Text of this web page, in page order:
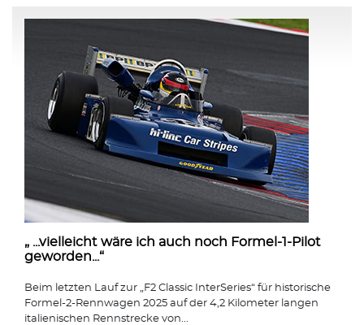
„ ...vielleicht wäre ich auch noch Formel-1-Pilot
geworden...“
Beim letzten Lauf zur „F2 Classic InterSeries“ für historische
Formel-2-Rennwagen 2025 auf der 4,2 Kilometer langen
italienischen Rennstrecke von...